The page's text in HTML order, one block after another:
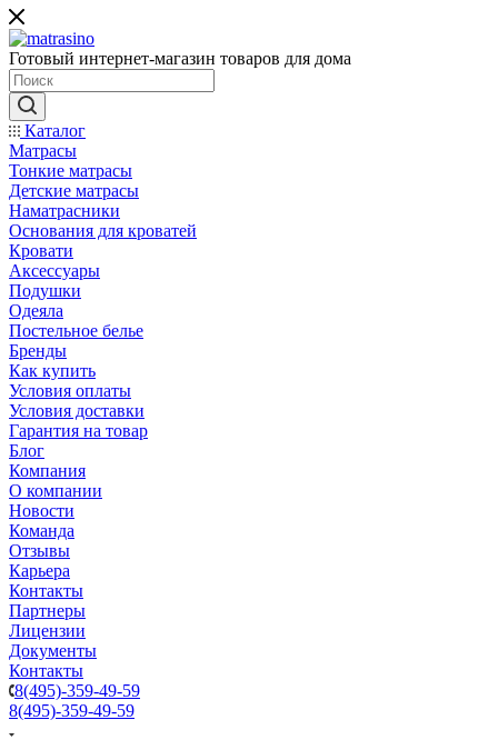
Готовый интернет-магазин товаров для дома
Каталог
Матрасы
Тонкие матрасы
Детские матрасы
Наматрасники
Основания для кроватей
Кровати
Аксессуары
Подушки
Одеяла
Постельное белье
Бренды
Как купить
Условия оплаты
Условия доставки
Гарантия на товар
Блог
Компания
О компании
Новости
Команда
Отзывы
Карьера
Контакты
Партнеры
Лицензии
Документы
Контакты
8(495)-359-49-59
8(495)-359-49-59